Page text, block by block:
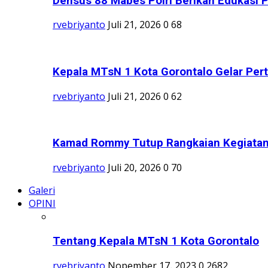
rvebriyanto Juli 21, 2026 0 68
Kepala MTsN 1 Kota Gorontalo Gelar
rvebriyanto Juli 21, 2026 0 62
Kamad Rommy Tutup Rangkaian
rvebriyanto Juli 20, 2026 0 70
Galeri
OPINI
Tentang Kepala MTsN 1 Kota Gorontalo